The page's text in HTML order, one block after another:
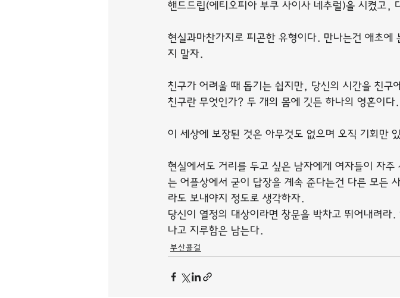
핸드드립(에티오피아 부쿠 사이사 네추럴)을 시켰고,
현실과마찬가지로 피곤한 유형이다. 만나는건 애초
지 말자.
친구가 어려울 때 돕기는 쉽지만, 당신의 시간을 친구
친구란 무엇인가? 두 개의 몸에 깃든 하나의 영혼이다.
이 세상에 보장된 것은 아무것도 없으며 오직 기회만
현실에서도 거리를 두고 싶은 남자에게 여자들이 자
는 어플상에서 굳이 답장을 계속 준다는건 다른 모든
라도 보내야지 정도로 생각하자.
당신이 열정의 대상이라면 창문을 박차고 뛰어내려라
나고 지루함은 남는다.
부산콜걸